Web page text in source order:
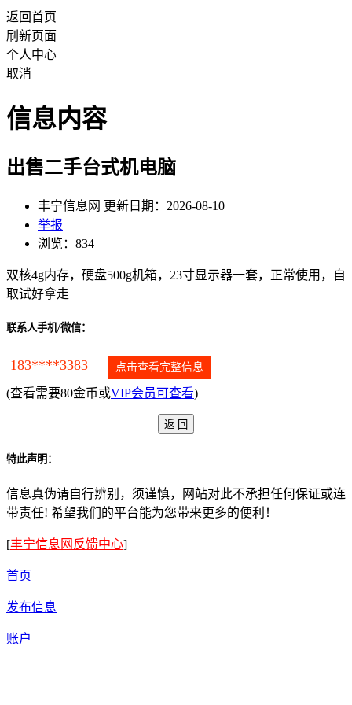
返回首页
刷新页面
个人中心
取消
信息内容
出售二手台式机电脑
丰宁信息网 更新日期：2026-08-10
举报
浏览：834
双核4g内存，硬盘500g机箱，23寸显示器一套，正常使用，自
取试好拿走
联系人手机/微信：
183****3383 点击查看完整信息
(查看需要80金币或VIP会员可查看)
特此声明：
信息真伪请自行辨别，须谨慎，网站对此不承担任何保证或连
带责任! 希望我们的平台能为您带来更多的便利！
[丰宁信息网反馈中心]
首页
发布信息
账户